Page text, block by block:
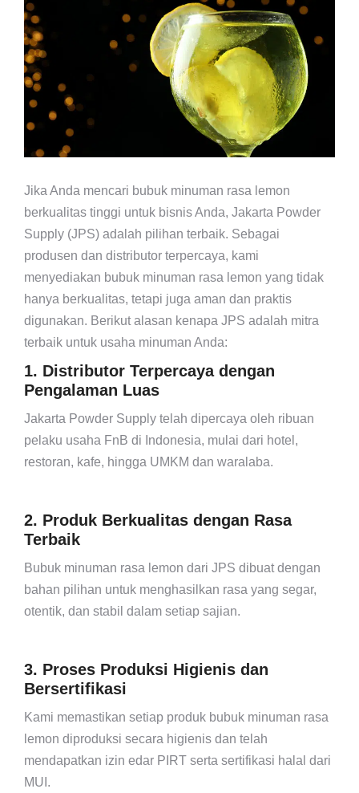
Jika Anda mencari bubuk minuman rasa lemon
berkualitas tinggi untuk bisnis Anda, Jakarta Powder
Supply (JPS) adalah pilihan terbaik. Sebagai
produsen dan distributor terpercaya, kami
menyediakan bubuk minuman rasa lemon yang tidak
hanya berkualitas, tetapi juga aman dan praktis
digunakan. Berikut alasan kenapa JPS adalah mitra
terbaik untuk usaha minuman Anda:
1. Distributor Terpercaya dengan
Pengalaman Luas
Jakarta Powder Supply telah dipercaya oleh ribuan
pelaku usaha FnB di Indonesia, mulai dari hotel,
restoran, kafe, hingga UMKM dan waralaba.
2. Produk Berkualitas dengan Rasa
Terbaik
Bubuk minuman rasa lemon dari JPS dibuat dengan
bahan pilihan untuk menghasilkan rasa yang segar,
otentik, dan stabil dalam setiap sajian.
3. Proses Produksi Higienis dan
Bersertifikasi
Kami memastikan setiap produk bubuk minuman rasa
lemon diproduksi secara higienis dan telah
mendapatkan izin edar PIRT serta sertifikasi halal dari
MUI.